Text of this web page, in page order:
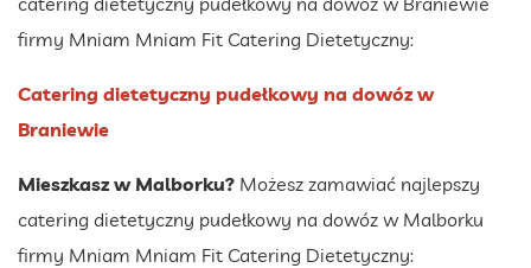
firmy Mniam Mniam Fit Catering Dietetyczny:
Catering dietetyczny pudełkowy na dowóz w
Braniewie
Mieszkasz w Malborku? Możesz zamawiać najlepszy
catering dietetyczny pudełkowy na dowóz w Malborku
firmy Mniam Mniam Fit Catering Dietetyczny: